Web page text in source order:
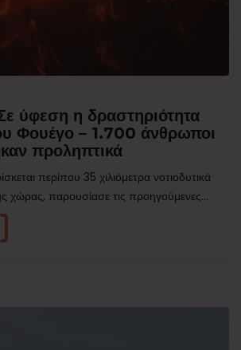
ύφεση η δραστηριότητα
Φουέγο – 1.700 άνθρωποι
προληπτικά
περίπου 35 χιλιόμετρα νοτιοδυτικά
χώρας, παρουσίασε τις προηγούμενες...